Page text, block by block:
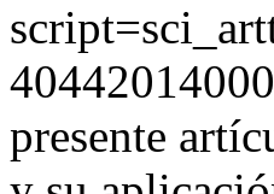
presente